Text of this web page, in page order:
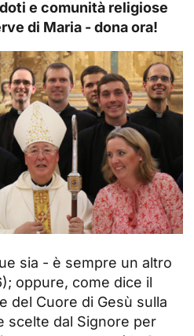
e comunità religiose
di Maria - dona ora!
sia - è sempre un altro
oppure, come dice il
del Cuore di Gesù sulla
scelte dal Signore per